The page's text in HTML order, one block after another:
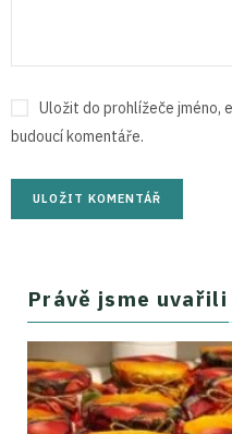
Uložit do prohlížeče jméno,
budoucí komentáře.
Právě jsme uvařili